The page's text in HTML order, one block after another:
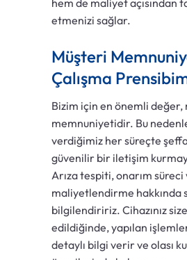
hem de maliyet açısından
etmenizi sağlar.
Müşteri
Çalışma
Bizim için en önemli değer,
memnuniyetidir. Bu
verdiğimiz her süreçte
güvenilir bir iletişim
Arıza tespiti, onarım süreci
maliyetlendirme hakkında
bilgilendiririz. Cihazınız
edildiğinde, yapılan
detaylı bilgi verir ve olası